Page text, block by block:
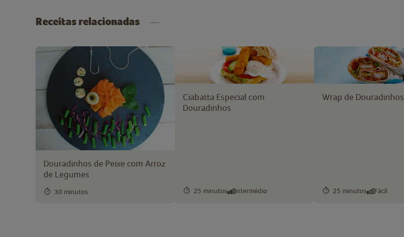
Receitas relacionadas
Douradinhos de Peixe com Arroz
de Legumes
30 minutos
Ciabatta Especial com
Douradinhos
25 minutos Intermédio
Wrap de Douradinhos
25 minutos Fácil